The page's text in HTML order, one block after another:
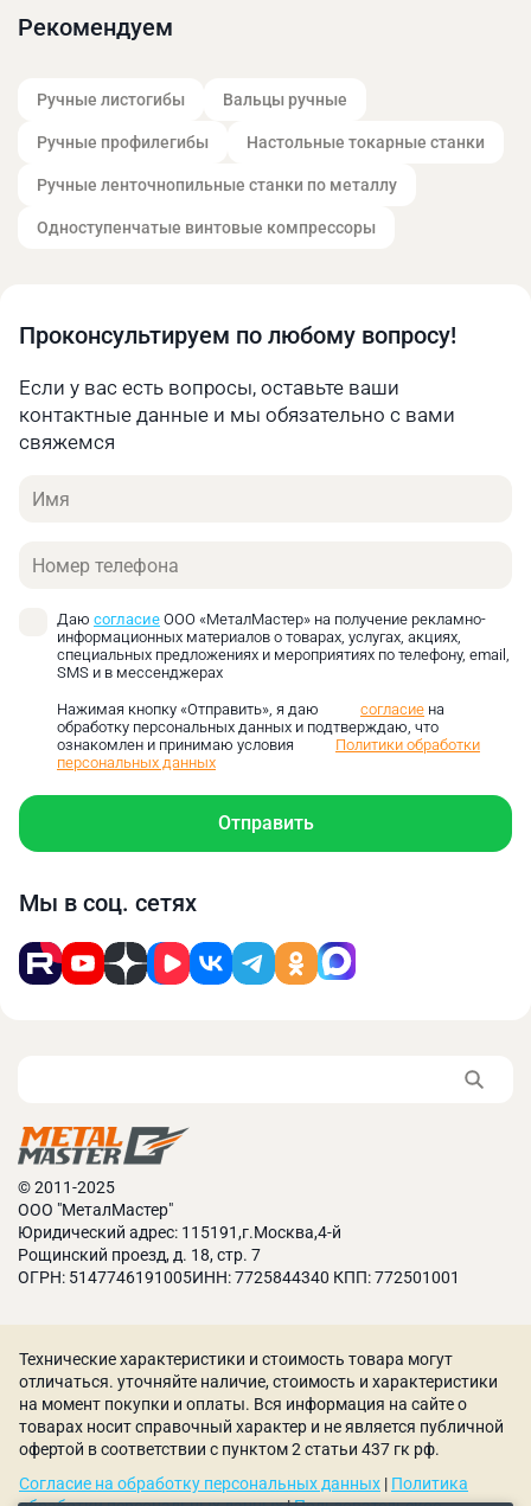
оптимальном режиме, снижая частоту его
службы оборудования, экономит электроэнергию.
Сферы применения
пневматических инструментов – гайковерты,
шуруповерты, дрели, зачистные машины. Подача
сжатого воздуха для очистки деталей, а также
упаковочного оборудования, систем розлива.
Использование в системах пневматической
очистки и сушки сырья.
Строительство. Питание отбойных молотков,
перфораторов, других инструментов. Для
Энергетика. Подача сжатого воздуха для систем
Наличие инвертора. Он позволяет плавно
регулировать скорость вращения двигателя в
зависимости от потребности в сжатом воздухе.
Компрессор трудится только с нужной
производительностью, избегая избыточного
потребления энергии при низкой нагрузке.
Электропривод на постоянных магнитах
отличается высоким КПД, а также компактностью
по сравнению с традиционными асинхронными
регулирования частоты вращения электропривода
пневмосистеме, корректировать скорость
вращения двигателя для поддержания требуемого
Drive, при которой ротор двигателя напрямую
соединён с винтовым блоком компрессора.
Отсутствие промежуточных элементов, таких как
ремни или редукторы, позволяет избежать потерь
энергии на трение, повысить общий КПД системы.
Корпус изготавливается из высококачественных
производимого компрессорной станцией,
значительно снижается. Это создаёт более
комфортные условия труда, уменьшает
утомляемость персонала, повышает
производительность.
Компрессорные станции 3 в 1 рассчитаны на
Рекомендуем
Ручные листогибы Вальцы ручные
Ручные профилегибы Настольные токарные станки
Ручные ленточнопильные станки по металлу
Одноступенчатые винтовые компрессоры
Проконсультируем по любому вопросу!
Если у вас есть вопросы, оставьте ваши
контактные данные и мы обязательно с вами
свяжемся
Имя
Телефон
Даю согласие ООО «МеталМастер» на получение рекламно-
информационных материалов о товарах, услугах, акциях,
специальных предложениях и мероприятиях по телефону, email,
SMS и в мессенджерах
Нажимая кнопку «Отправить», я даю согласие на
обработку персональных данных и подтверждаю, что
ознакомлен и принимаю условия
Политики обработки
персональных данных
Отправить
Мы в соц. сетях
© 2011-2025
ООО "МеталМастер"
Юридический адрес: 115191,г.Москва,4-й
Рощинский проезд, д. 18, стр. 7
ОГРН: 5147746191005ИНН: 7725844340 КПП: 772501001
Технические характеристики и стоимость товара могут
отличаться. уточняйте наличие, стоимость и характеристики
на момент покупки и оплаты. Вся информация на сайте о
товарах носит справочный характер и не является публичной
офертой в соответствии с пунктом 2 статьи 437 гк рф.
Согласие на обработку персональных данных | Политика